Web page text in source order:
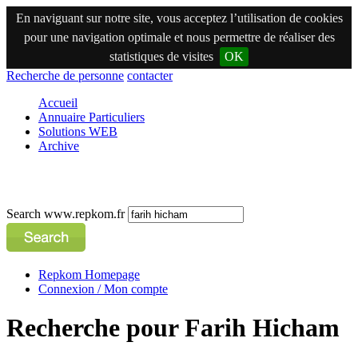
En naviguant sur notre site, vous acceptez l’utilisation de cookies
pour une navigation optimale et nous permettre de réaliser des
statistiques de visites
OK
Recherche de personne contacter
Accueil
Annuaire Particuliers
Solutions WEB
Archive
Search www.repkom.fr
Repkom Homepage
Connexion / Mon compte
Recherche pour Farih Hicham